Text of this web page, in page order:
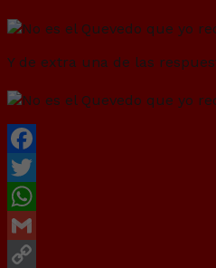
Y de extra una de las
Facebook
Twitter
WhatsApp
Gmail